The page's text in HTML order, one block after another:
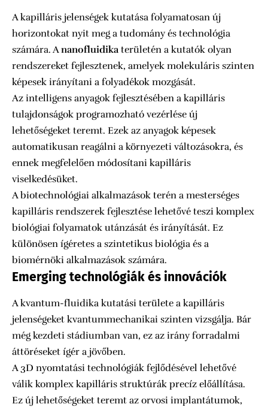
A kapilláris jelenségek kutatása folyamatosan új
horizontokat nyit meg a tudomány és technológia
számára. Ananofluidikaterületén a kutatók olyan
rendszereket fejlesztenek, amelyek molekuláris szinten
képesek irányítani a folyadékok mozgását.
Az intelligens anyagok fejlesztésében a kapilláris
tulajdonságok programozható vezérlése új
lehetőségeket teremt. Ezek az anyagok képesek
automatikusan reagálni a környezeti változásokra, és
ennek megfelelően módosítani kapilláris
viselkedésüket.
A biotechnológiai alkalmazások terén a mesterséges
kapilláris rendszerek fejlesztése lehetővé teszi komplex
biológiai folyamatok utánzását és irányítását. Ez
különösen ígéretes a szintetikus biológia és a
biomérnöki alkalmazások számára.
Emerging technológiák és innovációk
A kvantum-fluidika kutatási területe a kapilláris
jelenségeket kvantummechanikai szinten vizsgálja. Bár
még kezdeti stádiumban van, ez az irány forradalmi
áttöréseket ígér a jövőben.
A 3D nyomtatási technológiák fejlődésével lehetővé
válik komplex kapilláris struktúrák precíz előállítása.
Ez új lehetőségeket teremt az orvosi implantátumok,